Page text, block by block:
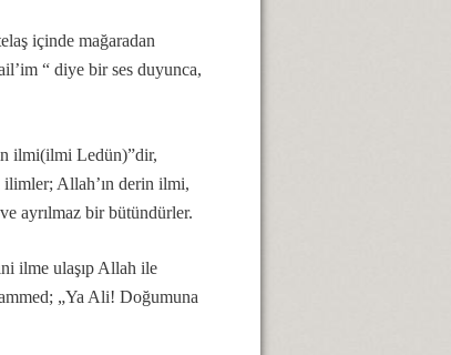
içinde mağaradan
“ diye bir ses duyunca,
ilmi(ilmi Ledün)”dir,
ilimler; Allah’ın derin ilmi,
ayrılmaz bir bütündürler.
ilme ulaşıp Allah ile
„Ya Ali! Doğumuna